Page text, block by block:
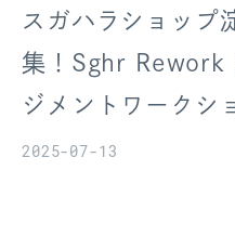
ショッピング バッ
注
スガハラショッ
集！Sghr Rework
ジメントワークシ
2025-07-13